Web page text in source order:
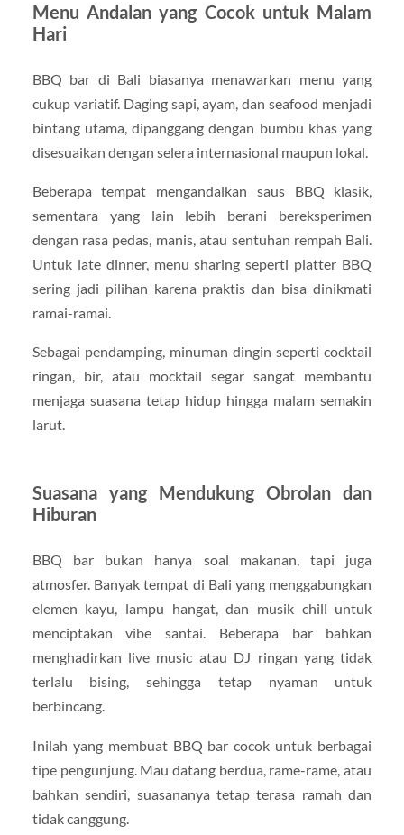
Menu Andalan yang Cocok untuk Malam
Hari
BBQ bar di Bali biasanya menawarkan menu yang
cukup variatif. Daging sapi, ayam, dan seafood menjadi
bintang utama, dipanggang dengan bumbu khas yang
disesuaikan dengan selera internasional maupun lokal.
Beberapa tempat mengandalkan saus BBQ klasik,
sementara yang lain lebih berani bereksperimen
dengan rasa pedas, manis, atau sentuhan rempah Bali.
Untuk late dinner, menu sharing seperti platter BBQ
sering jadi pilihan karena praktis dan bisa dinikmati
ramai-ramai.
Sebagai pendamping, minuman dingin seperti cocktail
ringan, bir, atau mocktail segar sangat membantu
menjaga suasana tetap hidup hingga malam semakin
larut.
Suasana yang Mendukung Obrolan dan
Hiburan
BBQ bar bukan hanya soal makanan, tapi juga
atmosfer. Banyak tempat di Bali yang menggabungkan
elemen kayu, lampu hangat, dan musik chill untuk
menciptakan vibe santai. Beberapa bar bahkan
menghadirkan live music atau DJ ringan yang tidak
terlalu bising, sehingga tetap nyaman untuk
berbincang.
Inilah yang membuat BBQ bar cocok untuk berbagai
tipe pengunjung. Mau datang berdua, rame-rame, atau
bahkan sendiri, suasananya tetap terasa ramah dan
tidak canggung.